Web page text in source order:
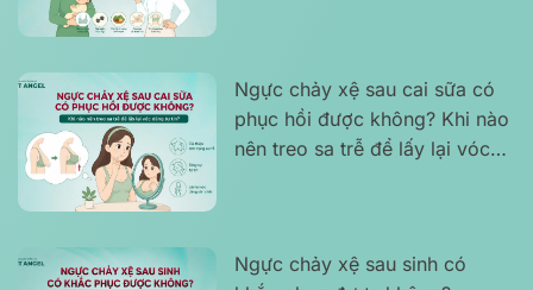
Ngực chảy xệ sau cai sữa có
phục hồi được không? Khi nào
nên treo sa trễ để lấy lại vóc
Ngực chảy xệ sau sinh có